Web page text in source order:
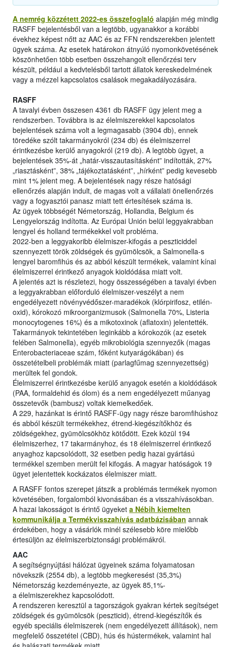
A nemrég közzétett 2022-es összefoglaló alapján még mindig
RASFF bejelentésből van a legtöbb, ugyanakkor a korábbi
évekhez képest nőtt az AAC és az FFN rendszerekben jelentett
ügyek száma. Az esetek határokon átnyúló nyomonkövetésének
köszönhetően több esetben összehangolt ellenőrzési terv
készült, például a kedvtelésből tartott állatok kereskedelmének
vagy a mézzel kapcsolatos csalások megakadályozására.
RASFF
A tavalyi évben összesen 4361 db RASFF ügy jelent meg a
rendszerben. Továbbra is az élelmiszerekkel kapcsolatos
bejelentések száma volt a legmagasabb (3904 db), ennek
töredéke szólt takarmányokról (234 db) és élelmiszerrel
érintkezésbe kerülő anyagokról (219 db). A legtöbb ügyet, a
bejelentések 35%-át „határ-visszautasításként” indították, 27%
„riasztásként”, 38% „tájékoztatásként”, „hírként” pedig kevesebb
mint 1% jelent meg. A bejelentések nagy része hatósági
ellenőrzés alapján indult, de magas volt a vállalati önellenőrzés
vagy a fogyasztói panasz miatt tett értesítések száma is.
Az ügyek többségét Németország, Hollandia, Belgium és
Lengyelország indította. Az Európai Unión belül leggyakrabban
lengyel és holland termékekkel volt probléma.
2022-ben a leggyakoribb élelmiszer-kifogás a peszticiddel
szennyezett török zöldségek és gyümölcsök, a Salmonella-s
lengyel baromfihús és az abból készült termékek, valamint kínai
élelmiszerrel érintkező anyagok kioldódása miatt volt.
A jelentés azt is részletezi, hogy összességében a tavalyi évben
a leggyakrabban előforduló élelmiszer-veszélyt a nem
engedélyezett növényvédőszer-maradékok (klórpirifosz, etilén-
oxid), kórokozó mikroorganizmusok (Salmonella 70%, Listeria
monocytogenes 16%) és a mikotoxinok (aflatoxin) jelentették.
Takarmányok tekintetében leginkább a kórokozók (az esetek
felében Salmonella), egyéb mikrobiológia szennyezők (magas
Enterobacteriaceae szám, főként kutyarágókában) és
összetételbeli problémák miatt (parlagfűmag szennyezettség)
merültek fel gondok.
Élelmiszerrel érintkezésbe kerülő anyagok esetén a kioldódások
(PAA, formaldehid és ólom) és a nem engedélyezett műanyag
összetevők (bambusz) voltak kiemelkedőek.
A 229, hazánkat is érintő RASFF-ügy nagy része baromfihúshoz
és abból készült termékekhez, étrend-kiegészítőkhöz és
zöldségekhez, gyümölcsökhöz kötődött. Ezek közül 194
élelmiszerhez, 17 takarmányhoz, és 18 élelmiszerrel érintkező
anyaghoz kapcsolódott, 32 esetben pedig hazai gyártású
termékkel szemben merült fel kifogás. A magyar hatóságok 19
ügyet jelentettek kockázatos élelmiszer miatt.
A RASFF fontos szerepet játszik a problémás termékek nyomon
követésében, forgalomból kivonásában és a visszahívásokban.
A hazai lakosságot is érintő ügyeket a Nébih kiemelten
kommunikálja a Termékvisszahívás adatbázisában annak
érdekében, hogy a vásárlók minél szélesebb köre mielőbb
értesüljön az élelmiszerbiztonsági problémákról.
AAC
A segítségnyújtási hálózat ügyeinek száma folyamatosan
növekszik (2554 db), a legtöbb megkeresést (35,3%)
Németország kezdeményezte, az ügyek 85,1%-
a élelmiszerekhez kapcsolódott.
A rendszeren keresztül a tagországok gyakran kértek segítséget
zöldségek és gyümölcsök (peszticid), étrend-kiegészítők és
egyéb speciális élelmiszerek (nem engedélyezett állítások), nem
megfelelő összetétel (CBD), hús és hústermékek, valamint hal